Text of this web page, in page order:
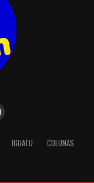
IGUATU
COLUNAS